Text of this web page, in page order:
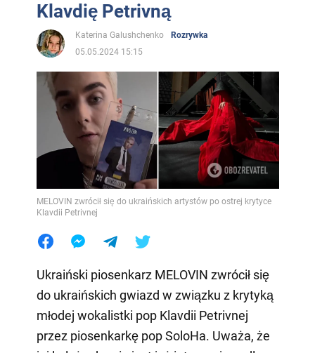
Klavdię Petrivną
Katerina Galushchenko
Rozrywka
05.05.2024 15:15
MELOVIN zwrócił się do ukraińskich artystów po ostrej krytyce
Klavdii Petrivnej
Ukraiński piosenkarz MELOVIN zwrócił się
do ukraińskich gwiazd w związku z krytyką
młodej wokalistki pop Klavdii Petrivnej
przez piosenkarkę pop SoloHa. Uważa, że